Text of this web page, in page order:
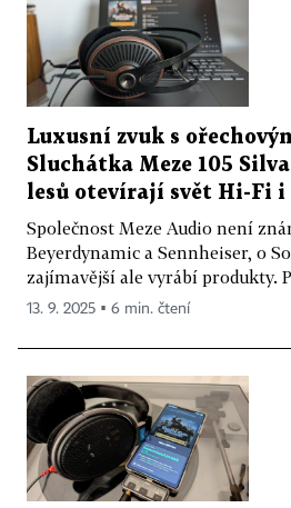
Luxusní zvuk s
Sluchátka Meze 105
lesů otevírají svět Hi-Fi i
Společnost Meze Audio není
Beyerdynamic a Sennheiser, o
zajímavější ale vyrábí produkty.
13. 9. 2025 ▪ 6 min. čtení